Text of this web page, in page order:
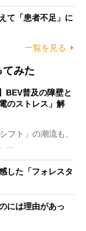
て「患者不足」に
一覧を見る
みた
BEV普及の障壁と
のストレス」解
フト」の潮流も、
…
した「フォレスタ
には理由があっ